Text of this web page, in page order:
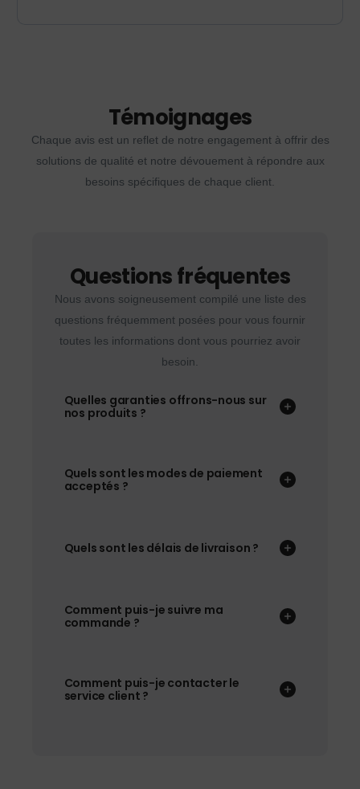
Témoignages
Chaque avis est un reflet de notre engagement à offrir des
solutions de qualité et notre dévouement à répondre aux
besoins spécifiques de chaque client.
Questions fréquentes
Nous avons soigneusement compilé une liste des
questions fréquemment posées pour vous fournir
toutes les informations dont vous pourriez avoir
besoin.
Quelles garanties offrons-nous sur
nos produits ?
Quels sont les modes de paiement
acceptés ?
Quels sont les délais de livraison ?
Comment puis-je suivre ma
commande ?
Comment puis-je contacter le
service client ?